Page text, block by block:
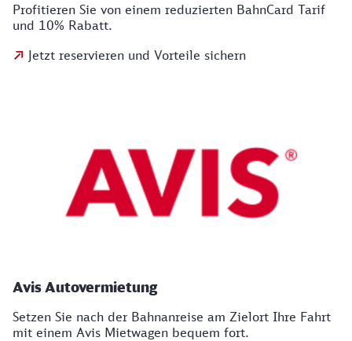
Profitieren Sie von einem reduzierten BahnCard Tarif
und 10% Rabatt.
Jetzt reservieren und Vorteile sichern
Avis Autovermietung
Setzen Sie nach der Bahnanreise am Zielort Ihre Fahrt
mit einem Avis Mietwagen bequem fort.